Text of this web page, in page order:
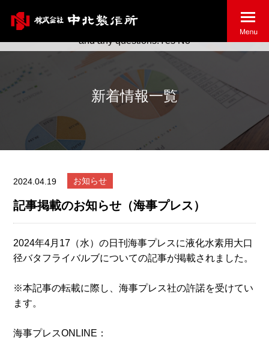
新着情報一覧
2024.04.19 お知らせ
記事掲載のお知らせ（海事プレス）
2024年4月17（水）の日刊海事プレスに液化水素用大口
径バタフライバルブについての記事が掲載されました。
※本記事の転載に際し、海事プレス社の許諾を受けてい
ます。
海事プレスONLINE：
May we use cookies to track your activities? We take your
privacy very seriously. Please see our privacy policy for details
and any questions.Yes No